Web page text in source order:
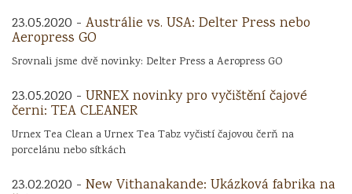
23.05.2020 - Austrálie vs. USA: Delter Press nebo
Aeropress GO
Srovnali jsme dvě novinky: Delter Press a Aeropress GO
23.05.2020 - URNEX novinky pro vyčištění čajové
černi: TEA CLEANER
Urnex Tea Clean a Urnex Tea Tabz vyčistí čajovou čerň na
porcelánu nebo sítkách
23.02.2020 - New Vithanakande: Ukázková fabrika na